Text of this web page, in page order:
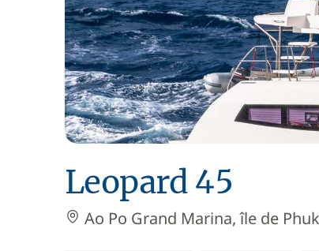
Leopard 45
Ao Po Grand Marina, île de